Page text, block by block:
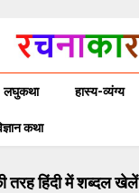
लघुकथा हास्य-व्यंग्य
कथा
तरह हिंदी में शब्दल खेलें